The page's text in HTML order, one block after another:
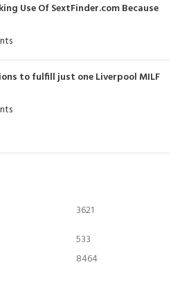
Use Of SextFinder.com Because
to fulfill just one Liverpool MILF
3621
533
8464